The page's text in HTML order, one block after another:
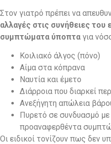
Στον γιατρό πρέπει να
αλλαγές στις συνήθειες του
συμπτώματα ύποπτα για
Κοιλιακό άλγος (πόνο)
Αίμα στα κόπρανα
Ναυτία και έμετο
Διάρροια που διαρκεί
Ανεξήγητη απώλεια
Πυρετό σε συνδυασμό
προαναφερθέντα
Οι ειδικοί τονίζουν πως δεν